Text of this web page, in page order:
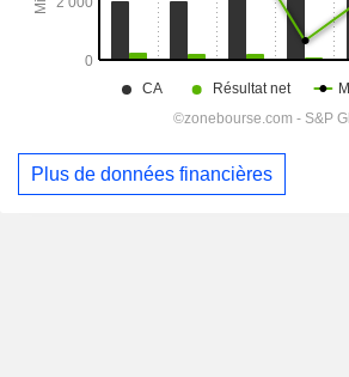
Plus de données financières